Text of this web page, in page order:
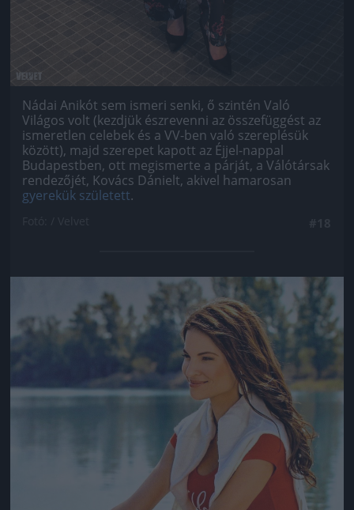
Nádai Anikót sem ismeri senki, ő szintén Való
Világos volt (kezdjük észrevenni az összefüggést az
ismeretlen celebek és a VV-ben való szereplésük
között), majd szerepet kapott az Éjjel-nappal
Budapestben, ott megismerte a párját, a Válótársak
rendezőjét, Kovács Dánielt, akivel hamarosan
gyerekük született.
Jön még kép!